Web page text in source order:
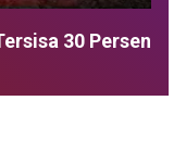
30 Persen